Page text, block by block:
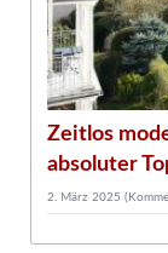
Zeitlos
absoluter
2. März 2025